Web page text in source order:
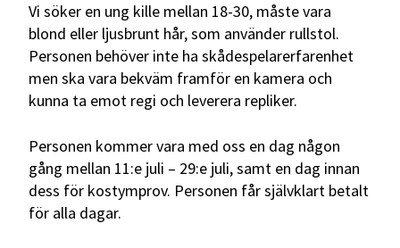
Vi söker en ung kille mellan 18-30, måste vara
blond eller ljusbrunt hår, som använder rullstol.
Personen behöver inte ha skådespelarerfarenhet
men ska vara bekväm framför en kamera och
kunna ta emot regi och leverera repliker.
Personen kommer vara med oss en dag någon
gång mellan 11:e juli – 29:e juli, samt en dag innan
dess för kostymprov. Personen får självklart betalt
för alla dagar.